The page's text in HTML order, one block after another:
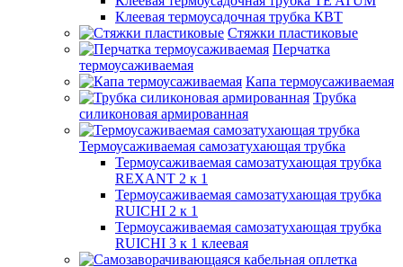
Клеевая термоусадочная трубка КВТ
Стяжки пластиковые
Перчатка
термоусаживаемая
Капа термоусаживаемая
Трубка
силиконовая армированная
Термоусаживаемая самозатухающая трубка
Термоусаживаемая самозатухающая трубка
REXANT 2 к 1
Термоусаживаемая самозатухающая трубка
RUICHI 2 к 1
Термоусаживаемая самозатухающая трубка
RUICHI 3 к 1 клеевая